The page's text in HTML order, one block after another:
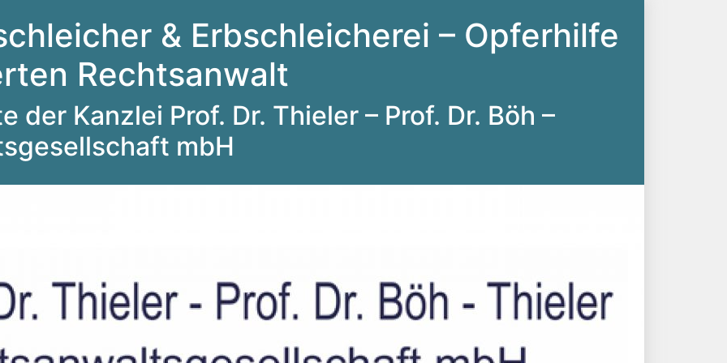
& Erbschleicherei – Opferhilfe
Rechtsanwalt
der Kanzlei Prof. Dr. Thieler – Prof. Dr. Böh –
mbH